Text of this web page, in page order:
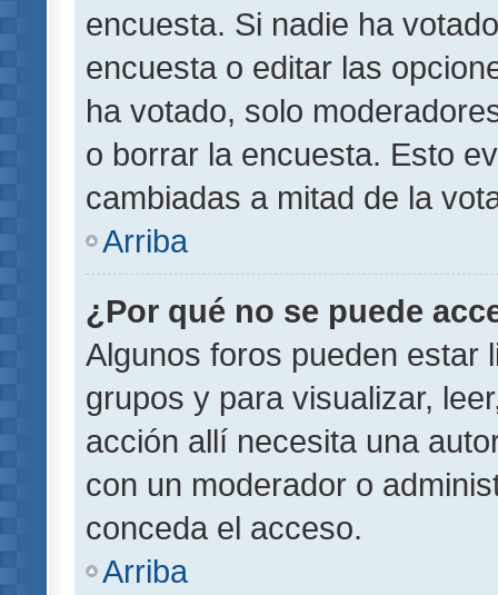
encuesta. Si nadie ha
encuesta o editar las
ha votado, solo
o borrar la encuesta. Esto
cambiadas a mitad de la
Arriba
¿Por qué no se puede
Algunos foros pueden estar
grupos y para visualizar,
acción allí necesita una
con un moderador o
conceda el acceso.
Arriba